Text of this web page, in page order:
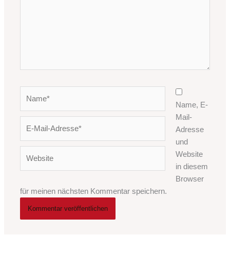
Adresse*
Name, E-
Mail-
Adresse
und
Website
in diesem
Browser
für meinen nächsten Kommentar speichern.